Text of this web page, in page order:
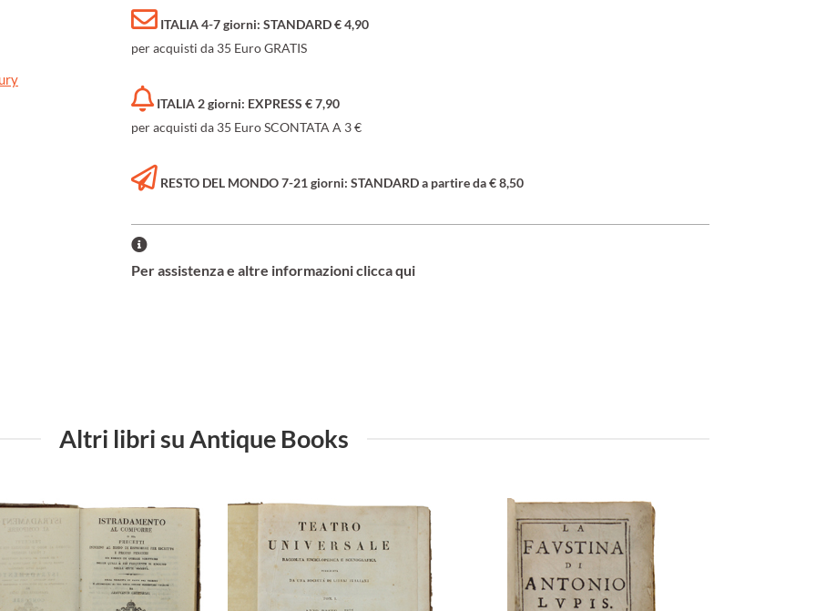
ITALIA 4-7 giorni: STANDARD € 4,90
per acquisti da 35 Euro GRATIS
ITALIA 2 giorni: EXPRESS € 7,90
per acquisti da 35 Euro SCONTATA A 3 €
RESTO DEL MONDO 7-21 giorni: STANDARD a partire da € 8,50
Per assistenza e altre informazioni clicca qui
Altri libri su Antique Books